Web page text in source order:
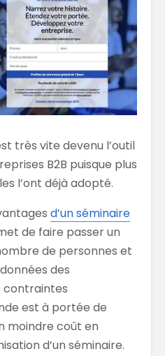
très vite devenu l’outil
B2B puisque plus
l’ont déjà adopté.
d’un séminaire
de faire passer un
de personnes et
des
contraintes
est à portée de
moindre coût en
d’un séminaire.